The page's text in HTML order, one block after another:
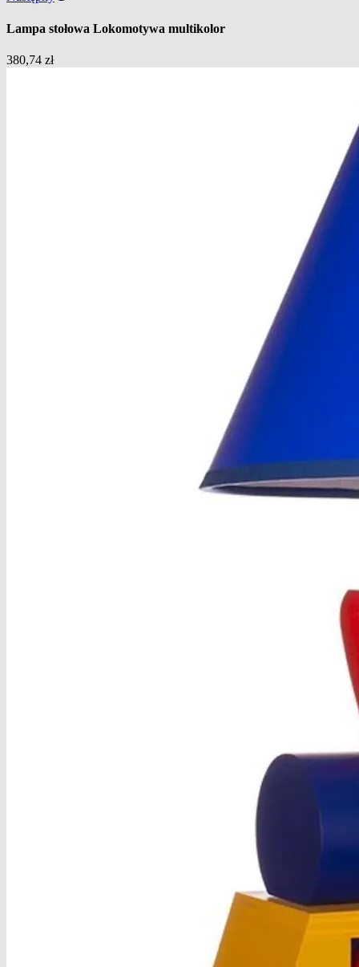
Lampa stołowa Lokomotywa multikolor
380,74 zł